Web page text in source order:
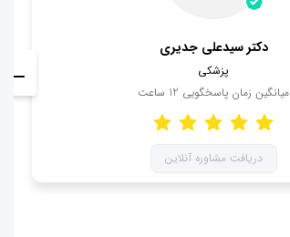
دکتر سیدعلی جدیری
پزشکی
میانگین زمان پاسخگویی 12 ساعت
دریافت مشاوره آنلاین